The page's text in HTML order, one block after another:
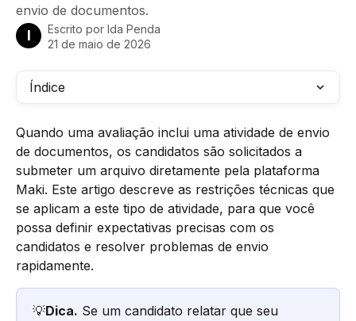
envio de documentos.
I Escrito por Ida Penda
21 de maio de 2026
Índice
Quando uma avaliação inclui uma atividade de envio
de documentos, os candidatos são solicitados a
submeter um arquivo diretamente pela plataforma
Maki. Este artigo descreve as restrições técnicas que
se aplicam a este tipo de atividade, para que você
possa definir expectativas precisas com os
candidatos e resolver problemas de envio
rapidamente.
💡Dica. Se um candidato relatar que seu